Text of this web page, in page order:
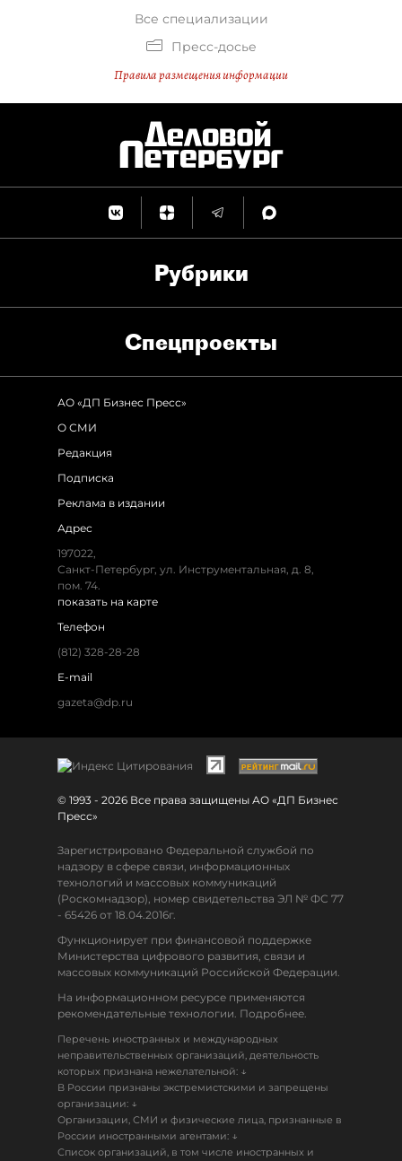
Все специализации
Пресс-досье
Правила размещения информации
Рубрики
Спец­проекты
АО «ДП Бизнес Пресс»
О СМИ
Редакция
Подписка
Реклама в издании
Адрес
197022,
Санкт-Петербург, ул. Инструментальная, д. 8,
пом. 74.
показать на карте
Телефон
(812) 328-28-28
E-mail
gazeta@dp.ru
© 1993 - 2026 Все права защищены АО «ДП Бизнес
Пресс»
Зарегистрировано Федеральной службой по
надзору в сфере связи, информационных
технологий и массовых коммуникаций
(Роскомнадзор), номер свидетельства ЭЛ № ФС 77
- 65426 от 18.04.2016г.
Функционирует при финансовой поддержке
Министерства цифрового развития, связи и
массовых коммуникаций Российской Федерации.
На информационном ресурсе применяются
рекомендательные технологии. Подробнее.
Перечень иностранных и международных
неправительственных организаций, деятельность
которых признана нежелательной: ↓
В России признаны экстремистскими и запрещены
организации: ↓
Организации, СМИ и физические лица, признанные в
России иностранными агентами: ↓
Список организаций, в том числе иностранных и